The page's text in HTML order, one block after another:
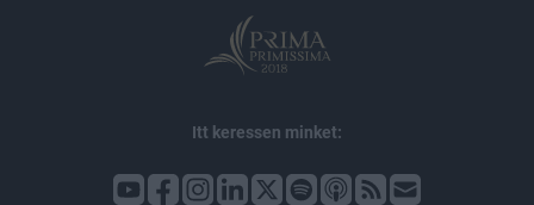
Itt keressen minket: